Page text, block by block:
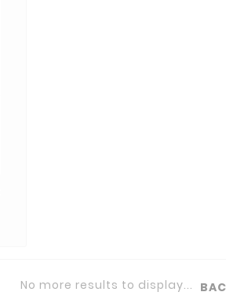
No more results to display...